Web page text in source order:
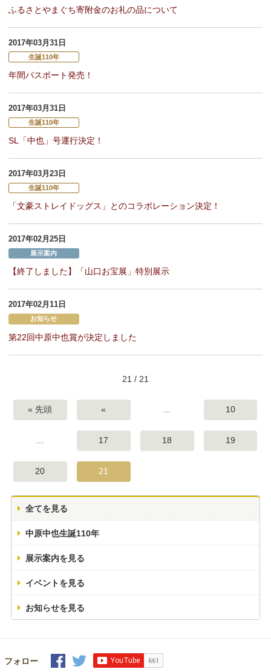
全てを見る
中原中也生誕110年
展示案内を見る
イベントを見る
お知らせを見る
ふるさとやまぐち寄附金のお礼の品について
2017年03月31日
生誕110年
年間パスポート発売！
2017年03月31日
生誕110年
SL「中也」号運行決定！
2017年03月23日
生誕110年
「文豪ストレイドッグス」とのコラボレーション決定！
2017年02月25日
展示案内
【終了しました】「山口お宝展」特別展示
2017年02月11日
お知らせ
第22回中原中也賞が決定しました
21 / 21
« 先頭 « ... 10
... 17 18 19
20 21
フォロー